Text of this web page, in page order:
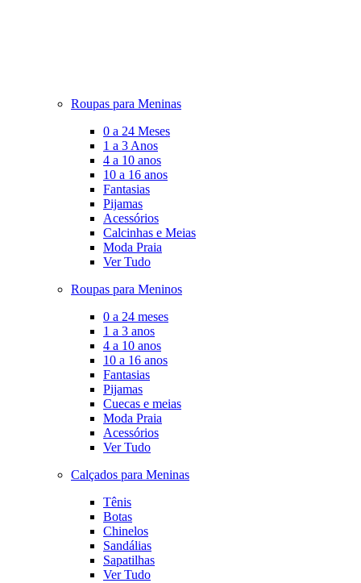
Roupas para Meninas
0 a 24 Meses
1 a 3 Anos
4 a 10 anos
10 a 16 anos
Fantasias
Pijamas
Acessórios
Calcinhas e Meias
Moda Praia
Ver Tudo
Roupas para Meninos
0 a 24 meses
1 a 3 anos
4 a 10 anos
10 a 16 anos
Fantasias
Pijamas
Cuecas e meias
Moda Praia
Acessórios
Ver Tudo
Calçados para Meninas
Tênis
Botas
Chinelos
Sandálias
Sapatilhas
Ver Tudo